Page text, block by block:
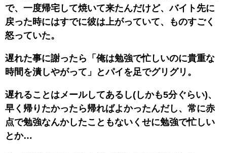
で、一度帰宅して焼いて来たんだけど、バイト先に
戻った時にはすでに彼は上がっていて、ものすごく
怒っていた。
遅れた事に謝ったら「俺は勉強で忙しいのに貴重な
時間を潰しやがって」とパイを足でグリグリ。
遅れることはメールしてあるし(しかも5分ぐらい)、
早く帰りたかったら帰ればよかったんだし、常に赤
点で勉強なんかしたこともないくせに勉強で忙しい
とか…